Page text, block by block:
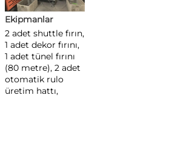
Ekipmanlar
2 adet shuttle fırın,
1 adet dekor fırını,
1 adet tünel fırını
(80 metre), 2 adet
otomatik rulo
üretim hattı,